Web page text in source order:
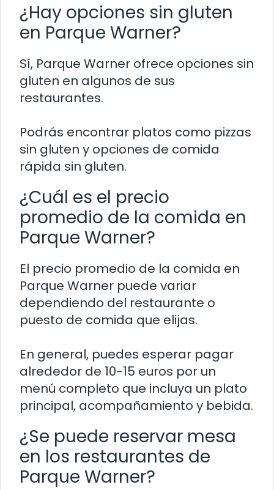
¿Hay opciones sin gluten
en Parque Warner?
Sí, Parque Warner ofrece opciones sin
gluten en algunos de sus
restaurantes.
Podrás encontrar platos como pizzas
sin gluten y opciones de comida
rápida sin gluten.
¿Cuál es el precio
promedio de la comida en
Parque Warner?
El precio promedio de la comida en
Parque Warner puede variar
dependiendo del restaurante o
puesto de comida que elijas.
En general, puedes esperar pagar
alrededor de 10-15 euros por un
menú completo que incluya un plato
principal, acompañamiento y bebida.
¿Se puede reservar mesa
en los restaurantes de
Parque Warner?